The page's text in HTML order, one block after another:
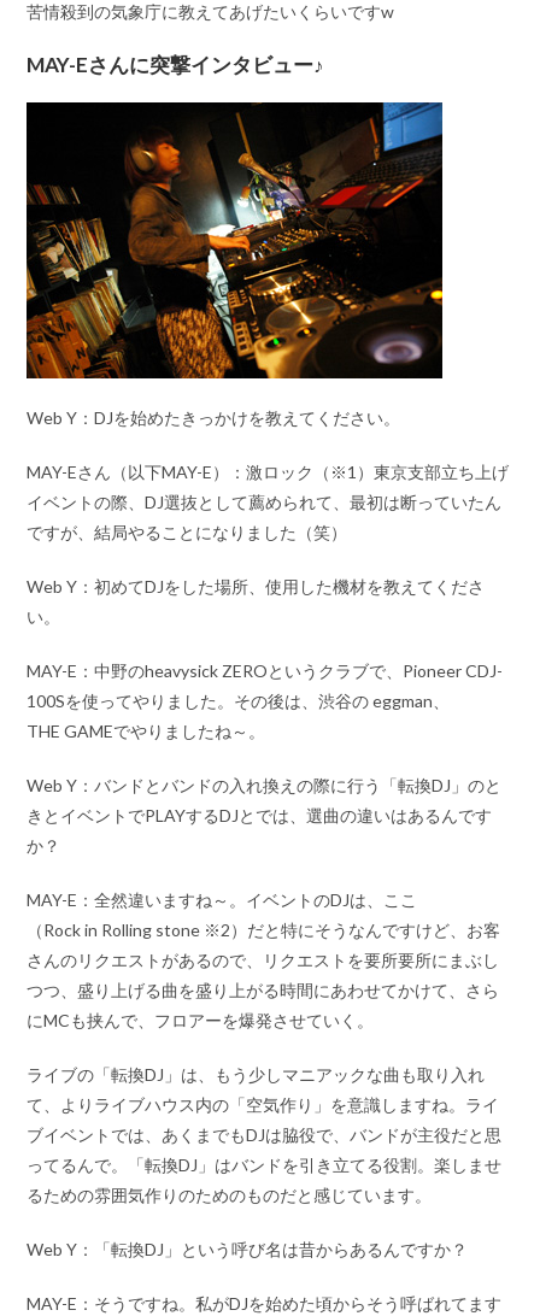
苦情殺到の気象庁に教えてあげたいくらいですw
MAY-Eさんに突撃インタビュー♪
Web Y：DJを始めたきっかけを教えてください。
MAY-Eさん（以下MAY-E）：激ロック（※1）東京支部立ち上げ
イベントの際、DJ選抜として薦められて、最初は断っていたん
ですが、結局やることになりました（笑）
Web Y：初めてDJをした場所、使用した機材を教えてくださ
い。
MAY-E：中野のheavysick ZEROというクラブで、Pioneer CDJ-
100Sを使ってやりました。その後は、渋谷の eggman、
THE GAMEでやりましたね～。
Web Y：バンドとバンドの入れ換えの際に行う「転換DJ」のと
きとイベントでPLAYするDJとでは、選曲の違いはあるんです
か？
MAY-E：全然違いますね～。イベントのDJは、ここ
（Rock in Rolling stone ※2）だと特にそうなんですけど、お客
さんのリクエストがあるので、リクエストを要所要所にまぶし
つつ、盛り上げる曲を盛り上がる時間にあわせてかけて、さら
にMCも挟んで、フロアーを爆発させていく。
ライブの「転換DJ」は、もう少しマニアックな曲も取り入れ
て、よりライブハウス内の「空気作り」を意識しますね。ライ
ブイベントでは、あくまでもDJは脇役で、バンドが主役だと思
ってるんで。「転換DJ」はバンドを引き立てる役割。楽しませ
るための雰囲気作りのためのものだと感じています。
Web Y：「転換DJ」という呼び名は昔からあるんですか？
MAY-E：そうですね。私がDJを始めた頃からそう呼ばれてます